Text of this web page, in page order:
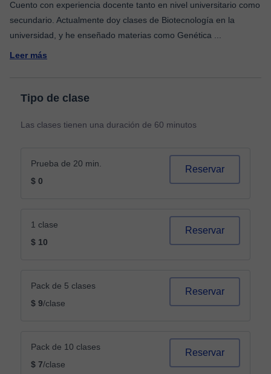
Cuento con experiencia docente tanto en nivel universitario como
secundario. Actualmente doy clases de Biotecnología en la
universidad, y he enseñado materias como Genética
Leer más
Tipo de clase
Las clases tienen una duración de 60 minutos
Prueba de 20 min.
$ 0
Reservar
1 clase
$ 10
Reservar
Pack de 5 clases
$ 9/clase
Reservar
Pack de 10 clases
$ 7/clase
Reservar